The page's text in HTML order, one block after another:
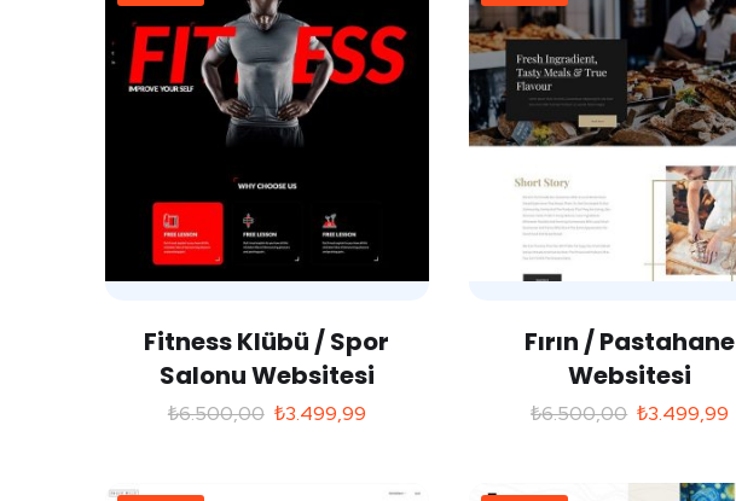
Fitness Klübü / Spor
Salonu Websitesi
₺6.500,00 ₺3.499,99
Fırın / Pastahane
Websitesi
₺6.500,00 ₺3.499,99